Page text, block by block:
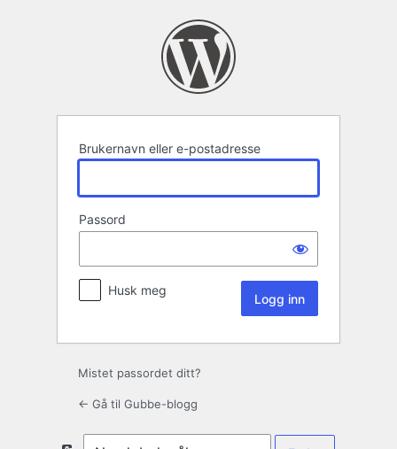
Brukernavn eller e-postadresse
Passord
Husk meg
Mistet passordet ditt?
← Gå til Gubbe-blogg